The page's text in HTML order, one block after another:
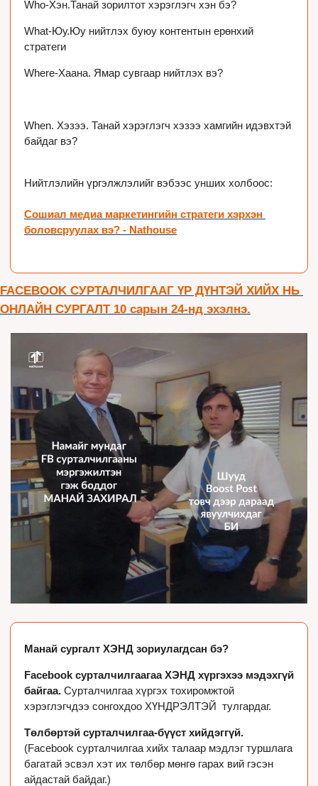
Who-Хэн.Танай зорилтот хэрэглэгч хэн бэ?
What-Юу.Юу нийтлэх буюу контентын ерөнхий
стратеги
Where-Хаана. Ямар сувгаар нийтлэх вэ?
When. Хэзээ. Танай хэрэглэгч хэзээ хамгийн идэвхтэй
байдаг вэ?
Нийтлэлийн үргэлжлэлийг вэбээс унших холбоос:
Сошиал медиа маркетингийн стратеги хэрхэн
боловсруулах вэ? - Nathouse
FACEBOOK СУРТАЛЧИЛГААГ ҮР ДҮНТЭЙ ХИЙХ НЬ
ОНЛАЙН СУРГАЛТ 10 сарын 24-нд эхэлнэ.
Манай сургалт ХЭНД зориулагдсан бэ?
Facebook сурталчилгаагаа ХЭНД хүргэхээ мэдэхгүй
байгаа. Сурталчилгаа хүргэх тохиромжтой
хэрэглэгчдээ сонгохдоо ХҮНДРЭЛТЭЙ  тулгардаг.
Төлбөртэй сурталчилгаа-бүүст хийдэггүй.
(Facebook сурталчилгаа хийх талаар мэдлэг туршлага
багатай эсвэл хэт их төлбөр мөнгө гарах вий гэсэн
айдастай байдаг.)